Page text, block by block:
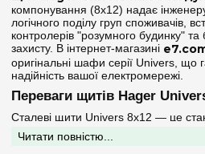
216(+1)
240(+2)
252(+2)
288
336
Непрозора(2)
Серія
Univers(2)
Колір корпусу
Білий(2)
компонування (8х12) надає
логічного поділу груп споживачів,
контролерів "розумного будинку"
захисту. В інтернет-магазині
оригінальні шафи серії Univers, що
надійність вашої електромережі.
Переваги щитів Hager
Сталеві щити Univers 8х12 — це
цивільному будівництві:
Читати повністю...